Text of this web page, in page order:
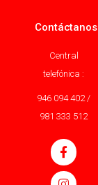
Contáctanos
Central
telefónica :
946 094 402 /
981 333 512